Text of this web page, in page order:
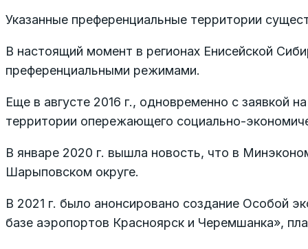
Указанные преференциальные территории
В настоящий момент в регионах Енисейской
преференциальными режимами.
Еще в августе 2016 г., одновременно с заявкой
территории опережающего социально-
В январе 2020 г. вышла новость, что в
Шарыповском округе.
В 2021 г. было анонсировано создание Особой
базе аэропортов Красноярск и Черемшанка»,